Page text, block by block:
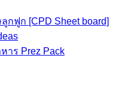
กฟูก [CPD Sheet board]
ร Prez Pack